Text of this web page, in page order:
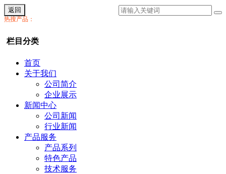
返回
热搜产品：
栏目分类
首页
关于我们
公司简介
企业展示
新闻中心
公司新闻
行业新闻
产品服务
产品系列
特色产品
技术服务